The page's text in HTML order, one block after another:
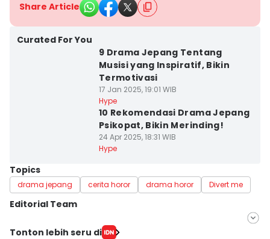
Share Article
Curated For You
9 Drama Jepang Tentang
Musisi yang Inspiratif, Bikin
Termotivasi
17 Jan 2025, 19:01 WIB
Hype
10 Rekomendasi Drama Jepang
Psikopat, Bikin Merinding!
24 Apr 2025, 18:31 WIB
Hype
Topics
drama jepang cerita horor drama horor Divert me
Editorial Team
Editor
Tonton lebih seru di